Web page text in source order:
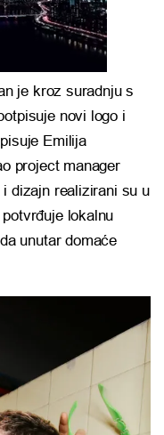
je kroz suradnju s
novi logo i
Emilija
project manager
dizajn realizirani su u
lokalnu
unutar domaće